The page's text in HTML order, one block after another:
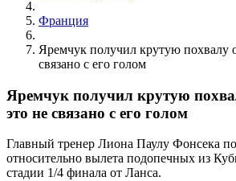
Франция
Яремчук получил крутую похвалу
связано с его голом
Яремчук получил крутую
это не связано с его голом
Главный тренер Лиона Паулу Фонсека
относительно вылета подопечных из
стадии 1/4 финала от Ланса.